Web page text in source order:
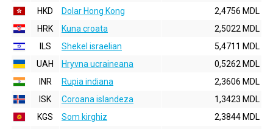
HKD
Dolar Hong Kong
2,4756 MDL
HRK
Kuna croata
2,5022 MDL
ILS
Shekel israelian
5,4711 MDL
UAH
Hryvna ucraineana
0,5262 MDL
INR
Rupia indiana
2,3606 MDL
ISK
Coroana islandeza
1,3423 MDL
KGS
Som kirghiz
2,3844 MDL